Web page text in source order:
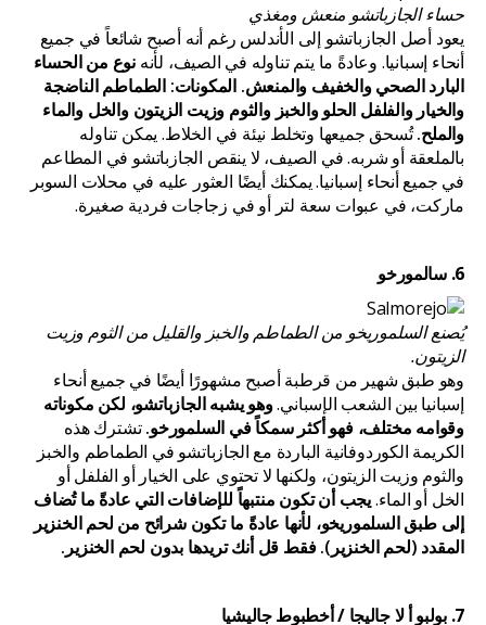
حساء الجازباتشو منعش ومغذي
يعود أصل الجازباتشو إلى الأندلس رغم أنه أصبح شائعاً في جميع
أنحاء إسبانيا. وعادةً ما يتم تناوله في الصيف، لأنه نوع من الحساء
البارد الصحي والخفيف والمنعش. المكونات: الطماطم الناضجة
والخيار والفلفل الحلو والخبز والثوم وزيت الزيتون والخل والماء
والملح.تُسحق جميعها وتخلط نيئة في الخلاط. يمكن تناوله
بالملعقة أو شربه. في الصيف، لا ينقص الجازباتشو في المطاعم
في جميع أنحاء إسبانيا. يمكنك أيضًا العثور عليه في محلات السوبر
ماركت، في عبوات سعة لتر أو في زجاجات فردية صغيرة.
6. سالمورخو
يُصنع السلموريخو من الطماطم والخبز والقليل من الثوم وزيت
الزيتون.
وهو طبق شهير من قرطبة أصبح مشهورًا أيضًا في جميع أنحاء
إسبانيا بين الشعب الإسباني.وهو يشبه الجازباتشو، لكن مكوناته
وقوامه مختلف، فهو أكثر سمكاً في السلمورخو.تشترك هذه
الكريمة الكوردوفانية الباردة مع الجازباتشو في الطماطم والخبز
والثوم وزيت الزيتون، ولكنها لا تحتوي على الخيار أو الفلفل أو
الخل أو الماء.يجب أن تكون منتبهاً للإضافات التي عادةً ما تُضاف
إلى طبق السلموريخو، لأنها عادةً ما تكون شرائح من لحم الخنزير
المقدد (لحم الخنزير). فقط قل أنك تريدها بدون لحم الخنزير.
7. بولبو أ لا جاليجا / أخطبوط جاليشيا